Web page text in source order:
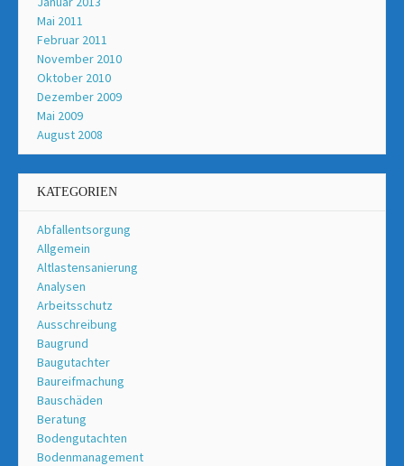
Mai 2011
Februar 2011
November 2010
Oktober 2010
Dezember 2009
Mai 2009
August 2008
KATEGORIEN
Abfallentsorgung
Allgemein
Altlastensanierung
Analysen
Arbeitsschutz
Ausschreibung
Baugrund
Baugutachter
Baureifmachung
Bauschäden
Beratung
Bodengutachten
Bodenmanagement